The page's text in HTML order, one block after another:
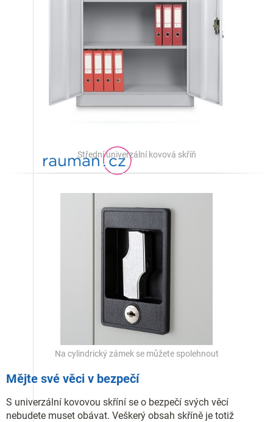
Střední univerzální kovová skříň
Na cylindrický zámek se můžete spolehnout
Mějte své věci v bezpečí
S univerzální kovovou skříní se o bezpečí svých věcí
nebudete muset obávat. Veškerý obsah skříně je totiž